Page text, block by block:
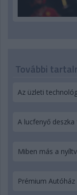
További
Az üzleti
A lucfenyő
Miben más a
Prémium